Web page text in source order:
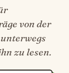
von der
zu lesen.